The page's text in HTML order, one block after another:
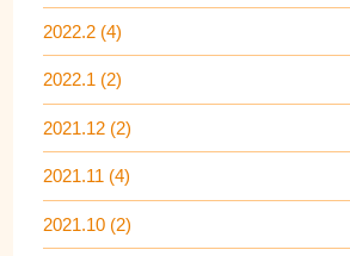
2022.2 (4)
2022.1 (2)
2021.12 (2)
2021.11 (4)
2021.10 (2)